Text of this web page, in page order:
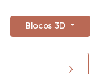
Blocos 3D